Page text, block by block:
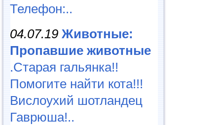
Телефон:..
04.07.19 Животные:
Пропавшие животные
.Старая гальянка!!
Помогите найти кота!!!
Вислоухий шотландец
Гаврюша!..